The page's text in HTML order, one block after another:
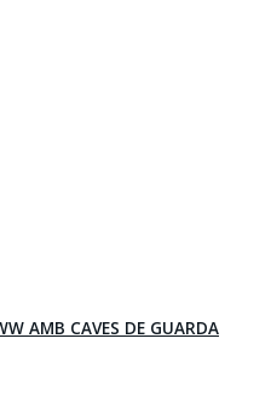
AMB CAVES DE GUARDA